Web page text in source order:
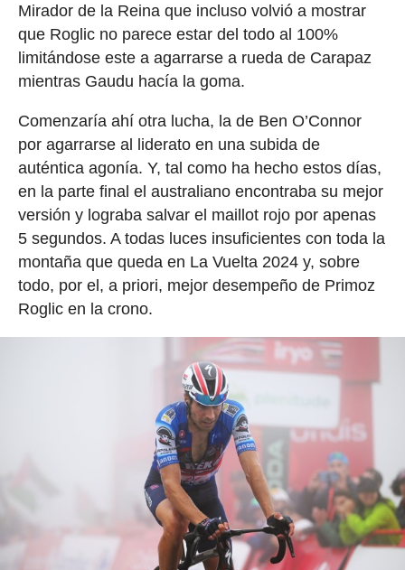
Mirador de la Reina que incluso volvió a mostrar
que Roglic no parece estar del todo al 100%
limitándose este a agarrarse a rueda de Carapaz
mientras Gaudu hacía la goma.
Comenzaría ahí otra lucha, la de Ben O’Connor
por agarrarse al liderato en una subida de
auténtica agonía. Y, tal como ha hecho estos días,
en la parte final el australiano encontraba su mejor
versión y lograba salvar el maillot rojo por apenas
5 segundos. A todas luces insuficientes con toda la
montaña que queda en La Vuelta 2024 y, sobre
todo, por el, a priori, mejor desempeño de Primoz
Roglic en la crono.